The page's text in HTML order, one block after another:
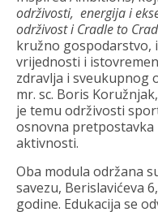
održivosti, energija i
održivost i Cradle to
kružno gospodarstvo,
vrijednosti i
zdravlja i sveukupnog
mr. sc. Boris
je temu održivosti
osnovna pretpostavka
aktivnosti.
Oba modula održana
savezu, Berislavićeva
godine. Edukacija se